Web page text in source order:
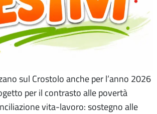
sul Crostolo anche per l’anno 2026
per il contrasto alle povertà
vita-lavoro: sostegno alle